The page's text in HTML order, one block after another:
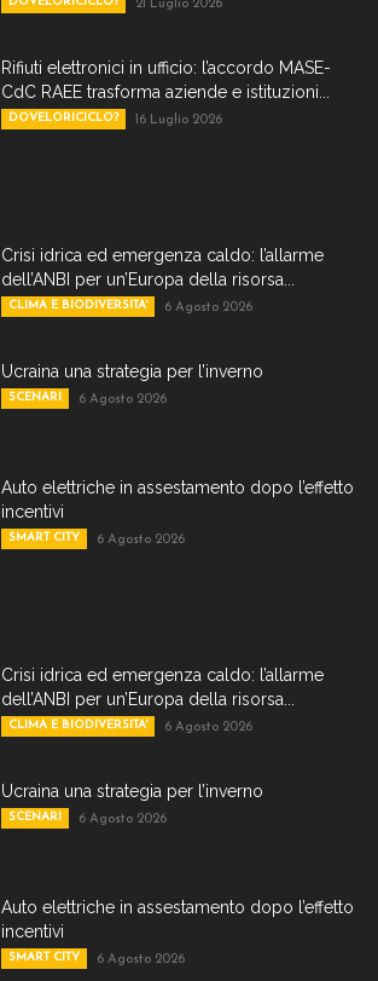
21 Luglio 2026
Rifiuti elettronici in ufficio: l’accordo MASE-
CdC RAEE trasforma aziende e istituzioni...
DOVELORICICLO? 16 Luglio 2026
Crisi idrica ed emergenza caldo: l’allarme
dell’ANBI per un’Europa della risorsa...
CLIMA E BIODIVERSITA' 6 Agosto 2026
Ucraina una strategia per l’inverno
SCENARI 6 Agosto 2026
Auto elettriche in assestamento dopo l’effetto
incentivi
SMART CITY 6 Agosto 2026
Crisi idrica ed emergenza caldo: l’allarme
dell’ANBI per un’Europa della risorsa...
CLIMA E BIODIVERSITA' 6 Agosto 2026
Ucraina una strategia per l’inverno
SCENARI 6 Agosto 2026
Auto elettriche in assestamento dopo l’effetto
incentivi
SMART CITY 6 Agosto 2026